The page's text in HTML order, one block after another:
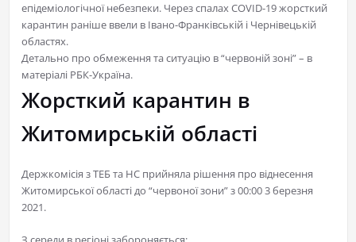
епідеміологічної небезпеки. Через спалах COVID-19 жорсткий
карантин раніше ввели в Івано-Франківській і Чернівецькій
областях.
Детально про обмеження та ситуацію в “червоній зоні” – в
матеріалі РБК-Україна.
Жорсткий карантин в
Житомирській області
Держкомісія з ТЕБ та НС прийняла рішення про віднесення
Житомирської області до “червоної зони” з 00:00 3 березня
2021.